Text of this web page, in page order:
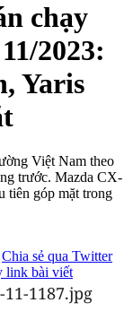
chạy
2023:
Yaris
Việt Nam theo
trước. Mazda CX-
tiên góp mặt trong
Chia sẻ qua Twitter
link bài viết